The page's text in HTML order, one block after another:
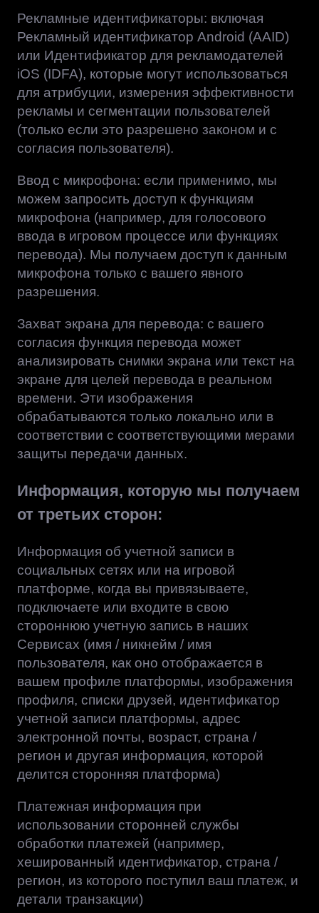
Рекламные идентификаторы: включая
Рекламный идентификатор Android (AAID)
или Идентификатор для рекламодателей
iOS (IDFA), которые могут использоваться
для атрибуции, измерения эффективности
рекламы и сегментации пользователей
(только если это разрешено законом и с
согласия пользователя).
Ввод с микрофона: если применимо, мы
можем запросить доступ к функциям
микрофона (например, для голосового
ввода в игровом процессе или функциях
перевода). Мы получаем доступ к данным
микрофона только с вашего явного
разрешения.
Захват экрана для перевода: с вашего
согласия функция перевода может
анализировать снимки экрана или текст на
экране для целей перевода в реальном
времени. Эти изображения
обрабатываются только локально или в
соответствии с соответствующими мерами
защиты передачи данных.
Информация, которую мы получаем
от третьих сторон:
Информация об учетной записи в
социальных сетях или на игровой
платформе, когда вы привязываете,
подключаете или входите в свою
стороннюю учетную запись в наших
Сервисах (имя / никнейм / имя
пользователя, как оно отображается в
вашем профиле платформы, изображения
профиля, списки друзей, идентификатор
учетной записи платформы, адрес
электронной почты, возраст, страна /
регион и другая информация, которой
делится сторонняя платформа)
Платежная информация при
использовании сторонней службы
обработки платежей (например,
хешированный идентификатор, страна /
регион, из которого поступил ваш платеж, и
детали транзакции)